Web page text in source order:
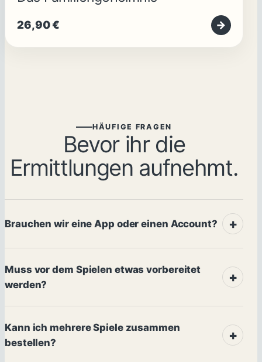
26,90€ →
HÄUFIGE FRAGEN
Bevor ihr die
Ermittlungen aufnehmt.
Brauchen wir eine App oder einen Account?
Muss vor dem Spielen etwas vorbereitet
werden?
Kann ich mehrere Spiele zusammen
bestellen?